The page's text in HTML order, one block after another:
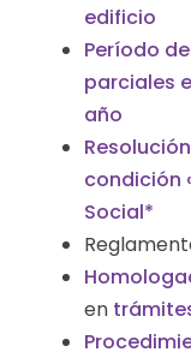
edificio
Período
parciales
año
condición
Social*
en